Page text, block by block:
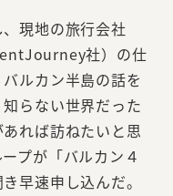
現地の旅行会社
社）の仕
ルカン半島の話を
らない世界だった
れば訪ねたいと思
プが「バルカン４
早速申し込んだ。